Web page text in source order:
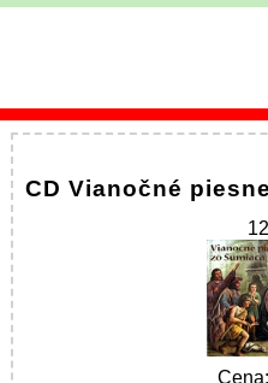
CD Vianočné
Cena: